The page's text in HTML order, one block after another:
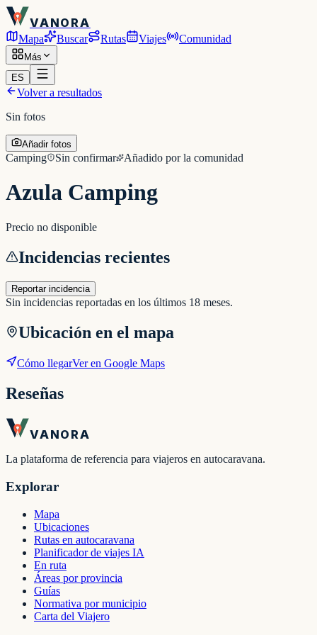
VANORA
Mapa Buscar Rutas Viajes Comunidad
Más
ES
Volver a resultados
Sin fotos
Añadir fotos
Camping Sin confirmar Añadido por la comunidad
Azula Camping
Precio no disponible
Incidencias recientes
Reportar incidencia
Sin incidencias reportadas en los últimos 18 meses.
Ubicación en el mapa
Cómo llegarVer en Google Maps
Reseñas
VANORA
La plataforma de referencia para viajeros en autocaravana.
Explorar
Mapa
Ubicaciones
Rutas en autocaravana
Planificador de viajes IA
En ruta
Áreas por provincia
Guías
Normativa por municipio
Carta del Viajero